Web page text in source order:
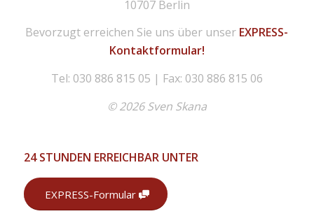
10707 Berlin
Bevorzugt erreichen Sie uns über unser EXPRESS-
Kontaktformular!
Tel: 030 886 815 05 | Fax: 030 886 815 06
© 2026 Sven Skana
24 STUNDEN ERREICHBAR UNTER
EXPRESS-Formular